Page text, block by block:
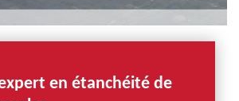
en étanchéité de